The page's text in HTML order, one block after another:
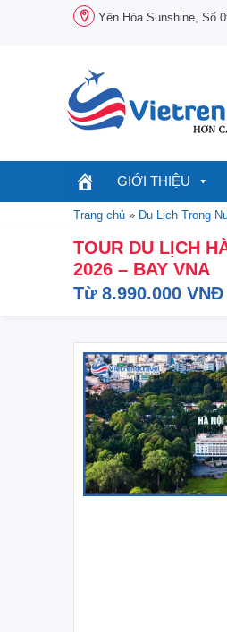
Yên Hòa Sunshine, Số
GIỚI THIỆU
Trang chủ » Du Lịch Trong
TOUR DU LỊCH
2026 – BAY VNA
Từ 8.990.000 VNĐ